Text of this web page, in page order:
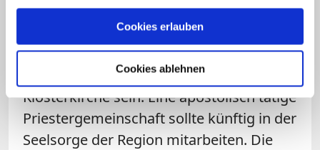
Cookies erlauben
Cookies ablehnen
Schwerpunkte sollten dabei die
Familienpastoral und spirituelle
Angebote wie Gottesdienste und die
Eucharistische Anbetung in der
Klosterkirche sein. Eine apostolisch tätige
Priestergemeinschaft sollte künftig in der
Seelsorge der Region mitarbeiten. Die